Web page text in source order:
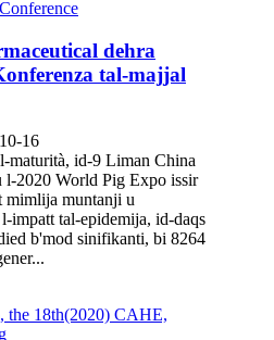
dehra
tal-majjal
16
maturità, id-9 Liman China
l-2020 World Pig Expo issir
mimlija muntanji u
impatt tal-epidemija, id-daqs
b'mod sinifikanti, bi 8264